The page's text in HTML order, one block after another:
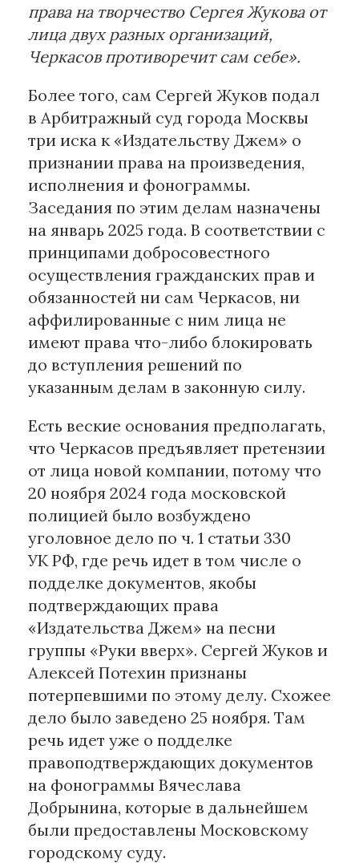
права на творчество Сергея Жукова от
лица двух разных организаций,
Черкасов противоречит сам себе».
Более того, сам Сергей Жуков подал
в Арбитражный суд города Москвы
три иска к «Издательству Джем» о
признании права на произведения,
исполнения и фонограммы.
Заседания по этим делам назначены
на январь 2025 года. В соответствии с
принципами добросовестного
осуществления гражданских прав и
обязанностей ни сам Черкасов, ни
аффилированные с ним лица не
имеют права что-либо блокировать
до вступления решений по
указанным делам в законную силу.
Есть веские основания предполагать,
что Черкасов предъявляет претензии
от лица новой компании, потому что
20 ноября 2024 года московской
полицией было возбуждено
уголовное дело по ч. 1 статьи 330
УК РФ, где речь идет в том числе о
подделке документов, якобы
подтверждающих права
«Издательства Джем» на песни
группы «Руки вверх». Сергей Жуков и
Алексей Потехин признаны
потерпевшими по этому делу. Схожее
дело было заведено 25 ноября. Там
речь идет уже о подделке
правоподтверждающих документов
на фонограммы Вячеслава
Добрынина, которые в дальнейшем
были предоставлены Московскому
городскому суду.